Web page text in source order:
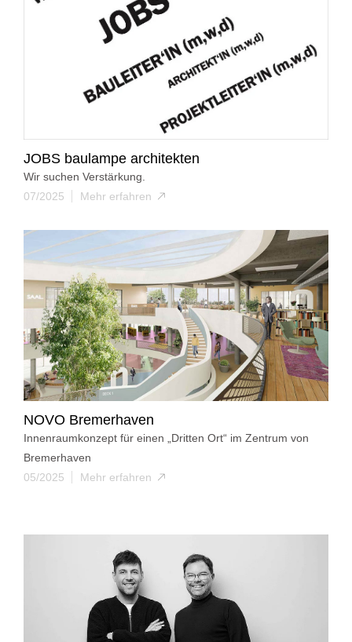
JOBS baulampe architekten
Wir suchen Verstärkung.
07/2025
Mehr erfahren
NOVO Bremerhaven
Innenraumkonzept für einen „Dritten Ort“ im Zentrum von
Bremerhaven
05/2025
Mehr erfahren